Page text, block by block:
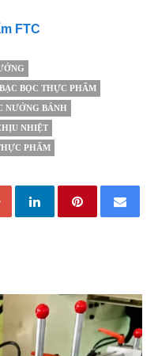
FTC
BỌC THỰC PHẨM
NƯỚNG BÁNH
NHIỆT
PHẨM